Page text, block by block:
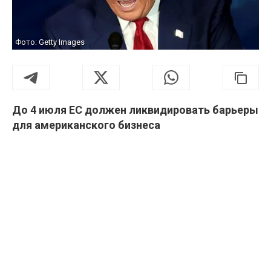
Фото: Getty Images
До 4 июля ЕС должен ликвидировать барьеры
для американского бизнеса